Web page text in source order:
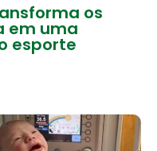
os
em uma
esporte